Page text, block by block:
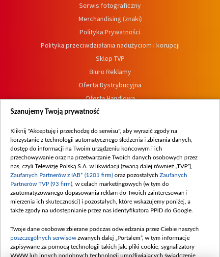
Serwis fotograficzny
Merchandising (znaki)
Polityka Prywatności
Polityka przeciwdziałania nadużyciom i korupcji
Sklep TVP
Biuro Reklamy
Oferta Dystrybucyjna
Oferta Handlowa
Dostępność
Procedura zgłoszeń wewnętrznych
Szanujemy Twoją prywatność
Kliknij "Akceptuję i przechodzę do serwisu", aby wyrazić zgody na
korzystanie z technologii automatycznego śledzenia i zbierania danych,
dostęp do informacji na Twoim urządzeniu końcowym i ich
przechowywanie oraz na przetwarzanie Twoich danych osobowych przez
nas, czyli Telewizję Polską S.A. w likwidacji (zwaną dalej również „TVP”),
Zaufanych Partnerów z IAB* (1201 firm) oraz pozostałych Zaufanych
Partnerów TVP (93 firm) , w celach marketingowych (w tym do
zautomatyzowanego dopasowania reklam do Twoich zainteresowań i
mierzenia ich skuteczności) i pozostałych, które wskazujemy poniżej, a
także zgody na udostępnianie przez nas identyfikatora PPID do Google.
Twoje dane osobowe zbierane podczas odwiedzania przez Ciebie naszych
poszczególnych serwisów zwanych dalej „Portalem”, w tym informacje
zapisywane za pomocą technologii takich jak: pliki cookie, sygnalizatory
WWW lub innych podobnych technologii umożliwiających świadczenie